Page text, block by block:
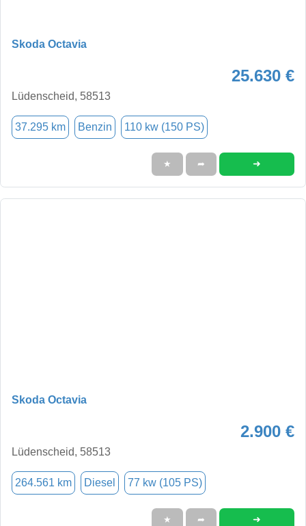
Skoda Octavia
25.630 €
Lüdenscheid, 58513
37.295 km Benzin 110 kw (150 PS)
★ ➦ ➜
Skoda Octavia
2.900 €
Lüdenscheid, 58513
264.561 km Diesel 77 kw (105 PS)
★ ➦ ➜